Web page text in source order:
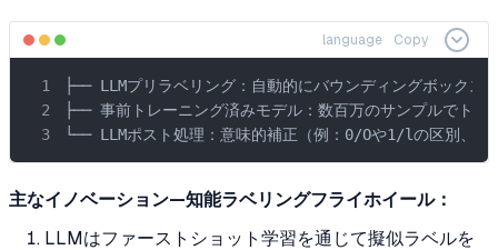
language Copy
├── LLMプリラベリング：自動的にバウンディングボックス
├── 事前トレーニング済みモデル：数百万のサンプルでトレ
└── LLMポスト処理：意味的補正（例：0/Oや1/lの区別、重
主なイノベーション—知能ラベリングフライホイール：
LLMはファーストショット学習を通じて擬似ラベルを